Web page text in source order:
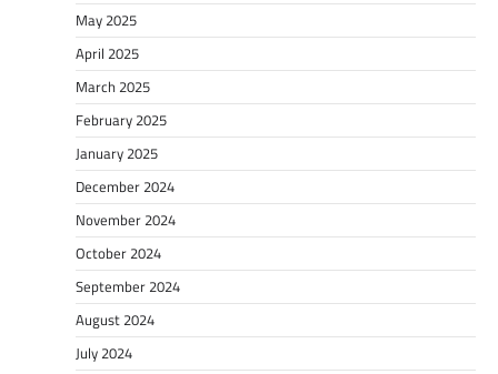
May 2025
April 2025
March 2025
February 2025
January 2025
December 2024
November 2024
October 2024
September 2024
August 2024
July 2024